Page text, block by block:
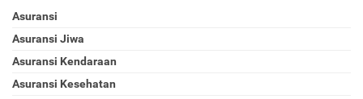
Asuransi
Asuransi Jiwa
Asuransi Kendaraan
Asuransi Kesehatan